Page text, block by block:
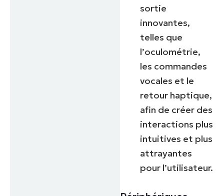
sortie
innovantes,
telles que
l’oculométrie,
les commandes
vocales et le
retour haptique,
afin de créer des
interactions plus
intuitives et plus
attrayantes
pour l’utilisateur.